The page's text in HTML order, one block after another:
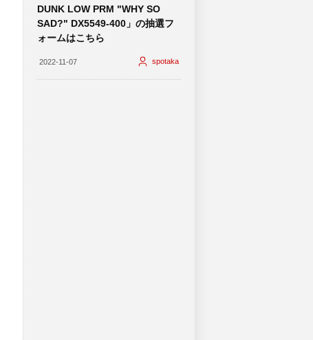
DUNK LOW PRM "WHY SO
SAD?" DX5549-400」の抽選フ
ォームはこちら
2022-11-07 spotaka